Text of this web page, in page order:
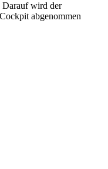
Darauf wird der
abgenommen